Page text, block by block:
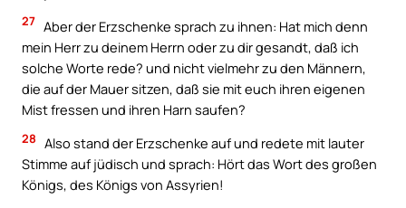
27 Aber der Erzschenke sprach zu ihnen: Hat mich denn
mein Herr zu deinem Herrn oder zu dir gesandt, daß ich
solche Worte rede? und nicht vielmehr zu den Männern,
die auf der Mauer sitzen, daß sie mit euch ihren eigenen
Mist fressen und ihren Harn saufen?
28 Also stand der Erzschenke auf und redete mit lauter
Stimme auf jüdisch und sprach: Hört das Wort des großen
Königs, des Königs von Assyrien!